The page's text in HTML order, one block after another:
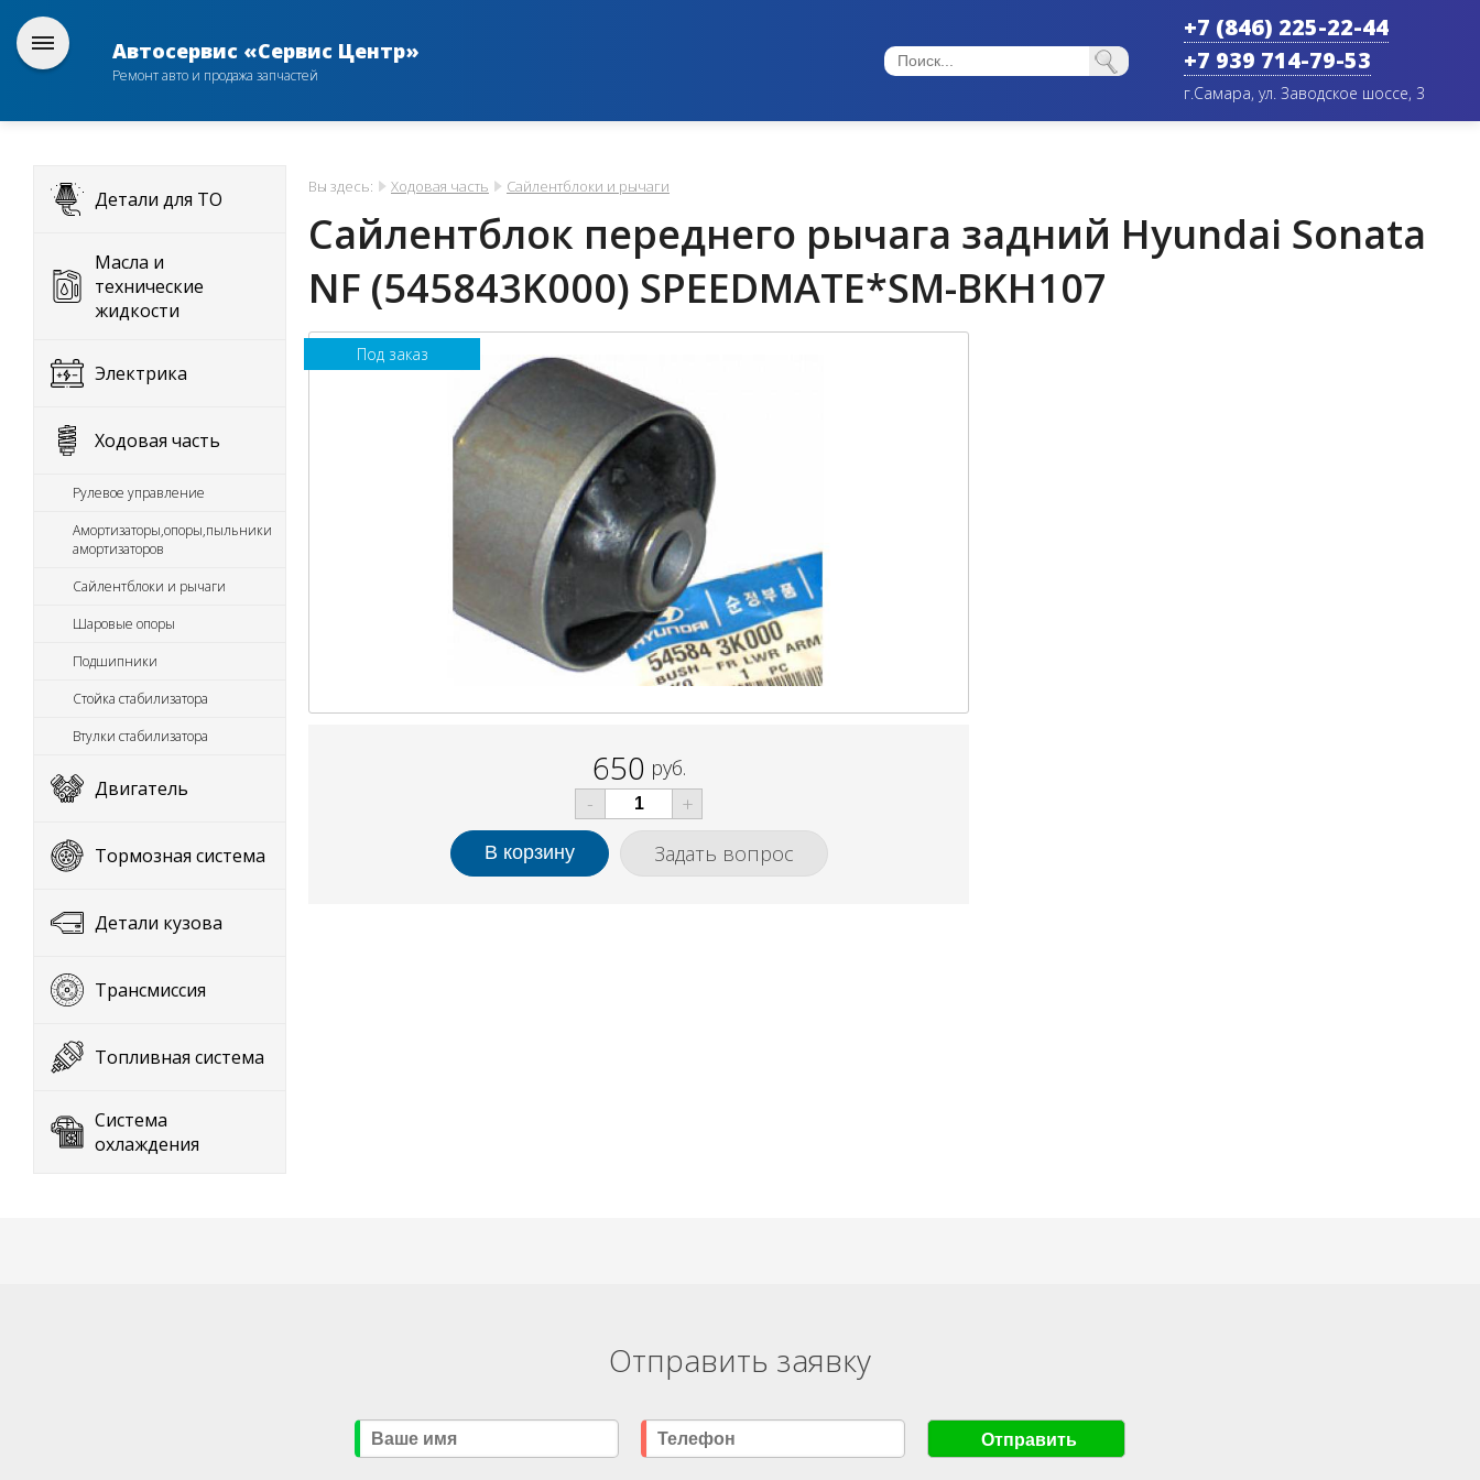
Автосервис «Сервис Центр»
Ремонт авто и продажа запчастей
+7 (846) 225-22-44
+7 939 714-79-53
г.Самара, ул. Заводское шоссе, 3
Детали для ТО
Масла и
технические
жидкости
Электрика
Ходовая часть
Рулевое управление
Амортизаторы,опоры,пыльники
амортизаторов
Сайлентблоки и рычаги
Шаровые опоры
Подшипники
Стойка стабилизатора
Втулки стабилизатора
Двигатель
Тормозная система
Детали кузова
Трансмиссия
Топливная система
Система
охлаждения
Вы здесь: Ходовая часть Сайлентблоки и рычаги
Сайлентблок переднего рычага задний Hyundai Sonata
NF (545843K000) SPEEDMATE*SM-BKH107
Под заказ
650 руб.
-
+
Задать вопрос
Отправить заявку